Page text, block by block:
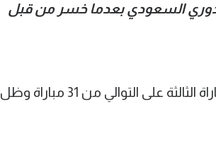
في تاريخه يخسر الاتحاد بنتيجة 5-0 في الدوري السعودي بعدما خسر من قبل
وتوقف رصيد النمور عند 50 نقطة حيث خسر الفريق المباراة الثالثة على التوالي من 31 مباراة وظل